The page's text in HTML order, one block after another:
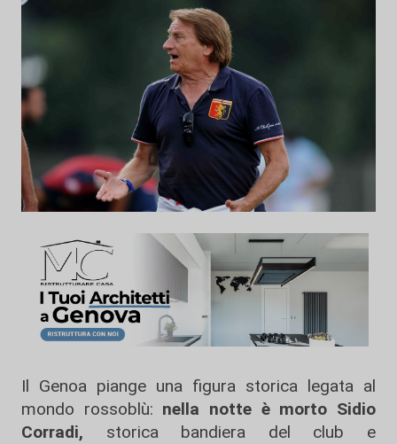
Il Genoa piange una figura storica legata al
mondo rossoblù: nella notte è morto Sidio
Corradi, storica bandiera del club e